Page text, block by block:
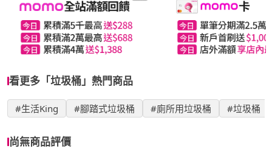
看更多「垃圾桶」熱門商品
#生活King #腳踏式垃圾桶 #廁所用垃圾桶 #垃圾桶
尚無商品評價